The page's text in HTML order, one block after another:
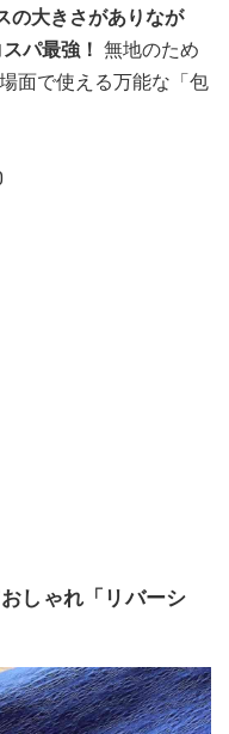
の大きさがありなが
パ最強！ 無地のため
面で使える万能な「包
しゃれ「リバーシ